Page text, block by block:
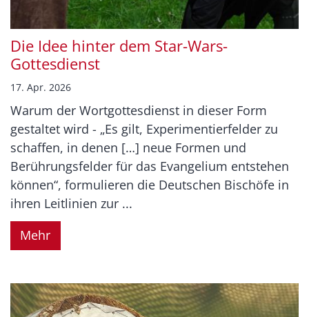
Die Idee hinter dem Star-Wars-
Gottesdienst
17. Apr. 2026
Warum der Wortgottesdienst in dieser Form
gestaltet wird - „Es gilt, Experimentierfelder zu
schaffen, in denen […] neue Formen und
Berührungsfelder für das Evangelium entstehen
können“, formulieren die Deutschen Bischöfe in
ihren Leitlinien zur ...
Mehr